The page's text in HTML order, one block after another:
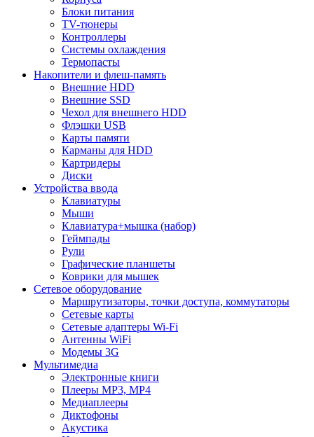
Блоки питания
TV-тюнеры
Контроллеры
Системы охлаждения
Термопасты
Накопители и флеш-память
Внешние HDD
Внешние SSD
Чехол для внешнего HDD
Флэшки USB
Карты памяти
Карманы для HDD
Картридеры
Диски
Устройства ввода
Клавиатуры
Мыши
Клавиатура+мышка (набор)
Геймпады
Рули
Графические планшеты
Коврики для мышек
Сетевое оборудование
Маршрутизаторы, точки доступа, коммутаторы
Сетевые карты
Сетевые адаптеры Wi-Fi
Антенны WiFi
Модемы 3G
Мультимедиа
Электронные книги
Плееры MP3, MP4
Медиаплееры
Диктофоны
Акустика